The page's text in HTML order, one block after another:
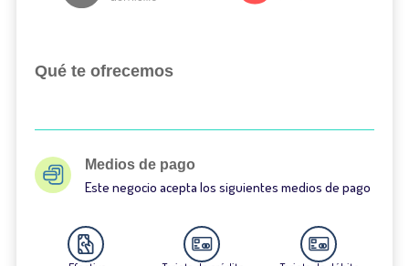
Qué te ofrecemos
Medios de pago
Este negocio acepta los siguientes medios de pago